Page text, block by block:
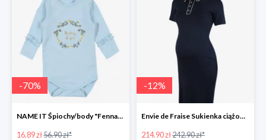
-70%
NAME IT Śpiochy/body "Fenna" -70%
16.89 zł56.90 zł*
-12%
Envie de Fraise Sukienka ciążowa "Chantal" -12%
214.90 zł242.90 zł*